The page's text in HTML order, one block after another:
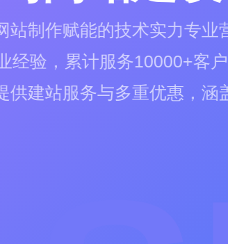
秦皇岛做网站的公
秦皇岛网站设计制
德泰诺开发平台提